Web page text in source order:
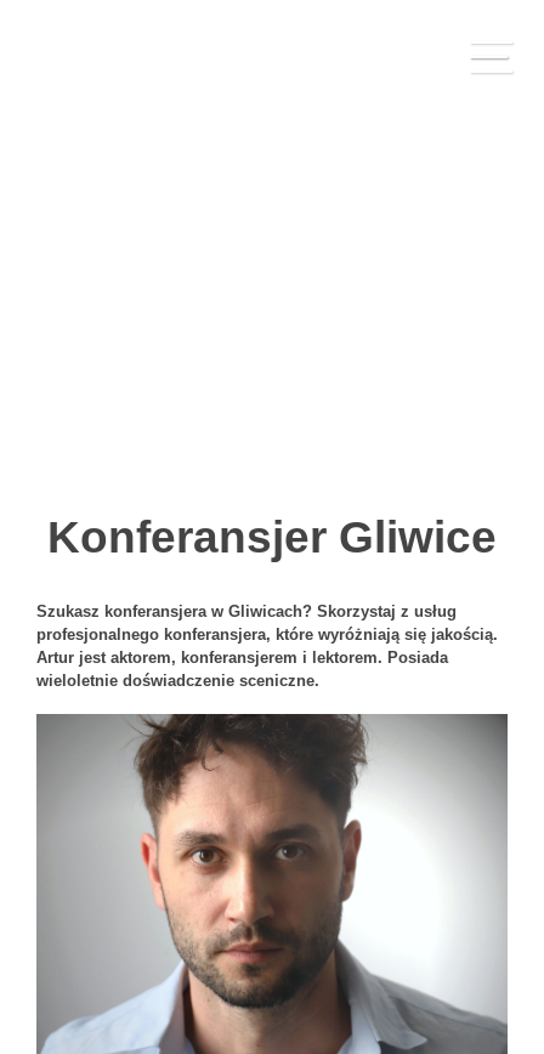
Konferansjer Gliwice
Szukasz konferansjera w Gliwicach? Skorzystaj z usług
profesjonalnego konferansjera, które wyróżniają się jakością.
Artur jest aktorem, konferansjerem i lektorem. Posiada
wieloletnie doświadczenie sceniczne.